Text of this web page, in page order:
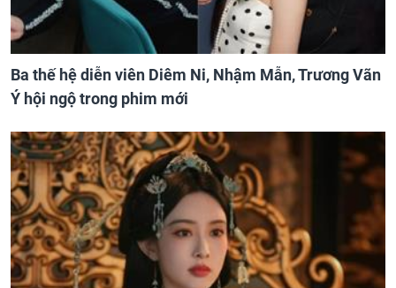
Ba thế hệ diễn viên Diêm Ni, Nhậm Mẫn, Trương Vãn
Ý hội ngộ trong phim mới